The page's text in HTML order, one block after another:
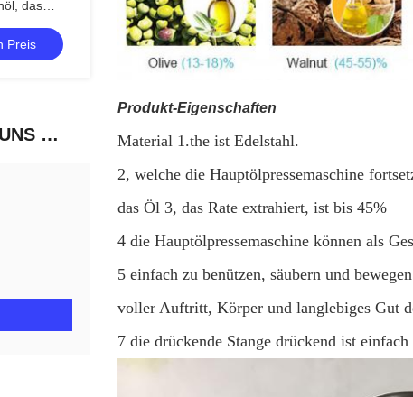
das
Preis
TRETEN SIE MIT UNS IN VERBINDUNG
Produkt-Eigenschaften
Material 1.the ist Edelstahl.
2, welche die Hauptölpressemaschine
das Öl 3, das Rate extrahiert, ist bis 45%
4 die Hauptölpressemaschine können als
5 einfach zu benützen, säubern und
voller Auftritt, Körper und langlebiges Gut
7 die drückende Stange drückend ist